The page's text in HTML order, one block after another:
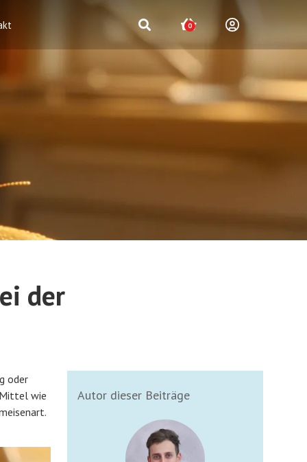
0
der
oder
wie
Autor dieser Beiträge